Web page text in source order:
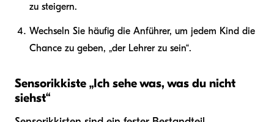
zu steigern.
Wechseln Sie häufig die Anführer, um jedem Kind die
Chance zu geben, „der Lehrer zu sein“.
Sensorikkiste „Ich sehe was, was du nicht
siehst“